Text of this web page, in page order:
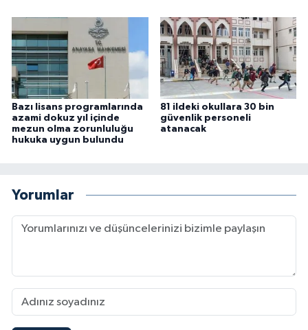
Bazı lisans programlarında
azami dokuz yıl içinde
mezun olma zorunluluğu
hukuka uygun bulundu
81 ildeki okullara 30 bin
güvenlik personeli
atanacak
Yorumlar